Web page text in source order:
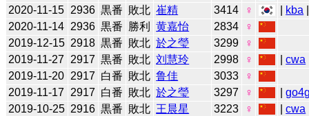
2020-11-15 2936 黒番 敗北 崔精 3414 ♀ kba
2020-11-14 2936 黒番 勝利 黄嘉怡 2834
♀
2019-12-15 2918 黒番 敗北 於之瑩 3299
♀
2019-11-27
2917 黒番 敗北 刘慧玲 2998 ♀ |cwa
2019-11-20 2917 白番 敗北 鲁佳 3033
♀
2019-11-17
2917 白番 敗北 於之瑩 3297 ♀ |
2019-10-25 2916 黒番 敗北 王晨星 3223 ♀ |cwa